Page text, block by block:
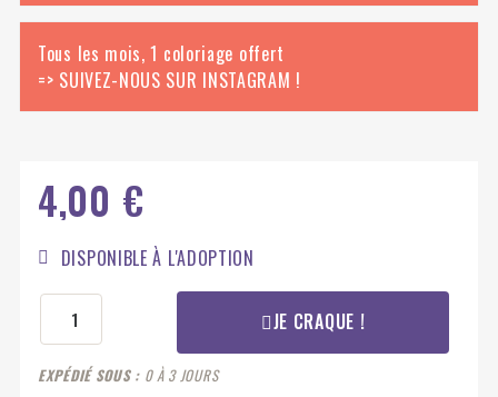
Tous les mois, 1 coloriage offert
=> SUIVEZ-NOUS SUR INSTAGRAM !
4,00 €
DISPONIBLE À L'ADOPTION
JE CRAQUE !
EXPÉDIÉ SOUS 0 À 3 JOURS